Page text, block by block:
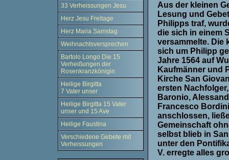
33 Verheissungen Jesu
Herz Jesu Freitage
Herz Maria Samstag
Weihnachtsversprechen
Bartolo Longo Die 15
Verheißungen der
Rosenkranzkönigin
Heilige Birgitta
7 Vater unser
Heilige Birgitta 15 Vater
unser und 15 Ave
Heilige Faustina
Verschiedene Gebete mit
Verheissungen
Aus der kleinen
Lesung und
Philipps traf,
die sich in einem
versammelte. Die
sich um Philipp
Jahre 1564 auf
Kaufmänner und
Kirche San
ersten
Baronio,
Francesco
anschlossen,
Gemeinschaft
selbst blieb in
unter den
V. erregte alles